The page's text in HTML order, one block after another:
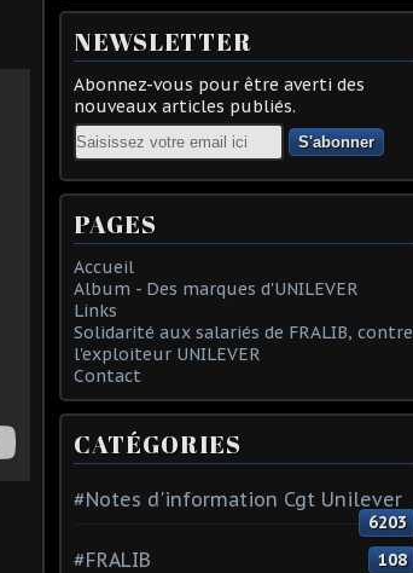
NEWSLETTER
Abonnez-vous pour être averti des
nouveaux articles publiés.
Email
PAGES
Accueil
Album - Des marques d'UNILEVER
Links
Solidarité aux salariés de FRALIB, contre
l'exploiteur UNILEVER
Contact
CATÉGORIES
#Notes d'information Cgt Unilever
6203
#FRALIB 108